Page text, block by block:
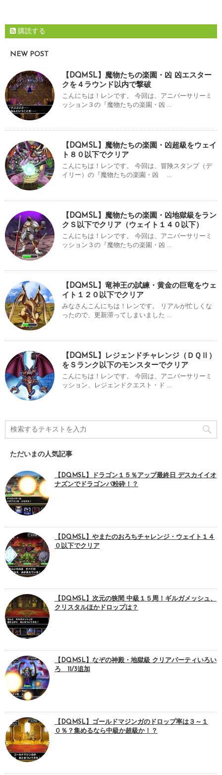
購読する
NEW POST
【DQMSL】魔物たちの楽園・凶 凶エスター
クを４ラウンド以内で撃破
こんにちは！レンです。 今回は、アニバーサリーミ
ッション３の『魔物たちの楽園・凶 ...
【DQMSL】魔物たちの楽園・凶超級をウェイ
ト８０以下でクリア
こんにちは！レンです。 今回は、冒険スタンプ（デ
イリー）の『魔物たちの楽園・凶 ...
【DQMSL】魔物たちの楽園・凶地獄級をラン
クＳ以下でクリア（ウェイト１４０以下）
こんにちは！レンです。 今回は、アニバーサリーミ
ッション３の『魔物たちの楽園・凶 ...
【DQMSL】竜神王の試練・黄金の巨竜をウェ
イト１２０以下でクリア
みなさんこんにちは！レンです。 リアルが忙しくな
ったので、更新滞ってしまいました ...
【DQMSL】レジェンドチャレンジ（ＤＱⅡ）
をＳランク以下のモンスターでクリア
こんにちは！レンです。 今回は、アニバーサリーミ
ッション、レジェンドクエスト・ド ...
ただいまの人気記事
【DQMSL】ドラゴン１５％アップ最終日 デスカイイオ
ナズンでドラゴンパ粉砕！？
【DQMSL】やまたのおろちチャレンジ・ウェイト１４
０以下でクリア
【DQMSL】次元の狭間 中級１５周！ギルガメッシュ、
クリスタルほかドロップは？
【DQMSL】なぞの神殿・地獄級 クリアパーティいろい
ろ 11/3追加
【DQMSL】ゴールドマジンガのドロップ率は３～１
０％？集めるなら中級か超級か！？